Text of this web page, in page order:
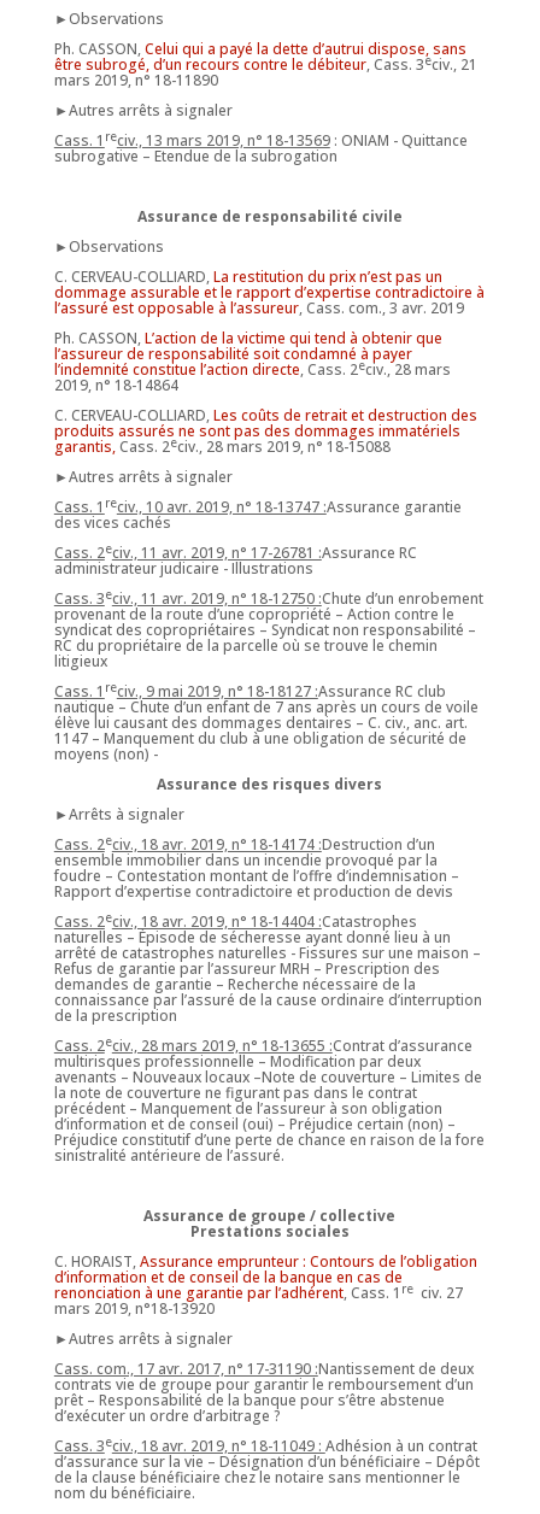
►Observations
Ph. CASSON,Celui qui a payé la dette d’autrui dispose, sans
être subrogé, d’un recours contre le débiteur, Cass. 3eciv., 21
mars 2019, n° 18-11890
►Autres arrêts à signaler
Cass. 1 reciv., 13 mars 2019, n° 18-13569: ONIAM - Quittance
subrogative – Etendue de la subrogation
Assurance de responsabilité civile
►Observations
C. CERVEAU-COLLIARD,La restitution du prix n’est pas un
dommage assurable et le rapport d’expertise contradictoire à
l’assuré est opposable à l’assureur, Cass. com., 3 avr. 2019
Ph. CASSON,L’action de la victime qui tend à obtenir que
l’assureur de responsabilité soit condamné à payer
l’indemnité constitue l’action directe, Cass. 2eciv., 28 mars
2019, n° 18-14864
C. CERVEAU-COLLIARD,Les coûts de retrait et destruction des
produits assurés ne sont pas des dommages immatériels
garantis,Cass. 2eciv., 28 mars 2019, n° 18-15088
►Autres arrêts à signaler
Cass. 1 reciv., 10 avr. 2019, n° 18-13747 :Assurance garantie
des vices cachés
Cass. 2eciv., 11 avr. 2019, n° 17-26781 :Assurance RC
administrateur judicaire - Illustrations
Cass. 3eciv., 11 avr. 2019, n° 18-12750 :Chute d’un enrobement
provenant de la route d’une copropriété – Action contre le
syndicat des copropriétaires – Syndicat non responsabilité –
RC du propriétaire de la parcelle où se trouve le chemin
litigieux
Cass. 1 reciv., 9 mai 2019, n° 18-18127 :Assurance RC club
nautique – Chute d’un enfant de 7 ans après un cours de voile
élève lui causant des dommages dentaires – C. civ., anc. art.
1147 – Manquement du club à une obligation de sécurité de
moyens (non) -
Assurance des risques divers
►Arrêts à signaler
Cass. 2eciv., 18 avr. 2019, n° 18-14174 :Destruction d’un
ensemble immobilier dans un incendie provoqué par la
foudre – Contestation montant de l’offre d’indemnisation –
Rapport d’expertise contradictoire et production de devis
Cass. 2eciv., 18 avr. 2019, n° 18-14404 :Catastrophes
naturelles – Épisode de sécheresse ayant donné lieu à un
arrêté de catastrophes naturelles - Fissures sur une maison –
Refus de garantie par l’assureur MRH – Prescription des
demandes de garantie – Recherche nécessaire de la
connaissance par l’assuré de la cause ordinaire d’interruption
de la prescription
Cass. 2eciv., 28 mars 2019, n° 18-13655 :Contrat d’assurance
multirisques professionnelle – Modification par deux
avenants – Nouveaux locaux –Note de couverture – Limites de
la note de couverture ne figurant pas dans le contrat
précédent – Manquement de l’assureur à son obligation
d’information et de conseil (oui) – Préjudice certain (non) –
Préjudice constitutif d’une perte de chance en raison de la fore
sinistralité antérieure de l’assuré.
Assurance de groupe / collective
Prestations sociales
C. HORAIST,Assurance emprunteur : Contours de l’obligation
d’information et de conseil de la banque en cas de
renonciation à une garantie par l’adhérent, Cass. 1 reciv. 27
mars 2019, n°18-13920
►Autres arrêts à signaler
Cass. com., 17 avr. 2017, n° 17-31190 :Nantissement de deux
contrats vie de groupe pour garantir le remboursement d’un
prêt – Responsabilité de la banque pour s’être abstenue
d’exécuter un ordre d’arbitrage ?
Cass. 3eciv., 18 avr. 2019, n° 18-11049 : Adhésion à un contrat
d’assurance sur la vie – Désignation d’un bénéficiaire – Dépôt
de la clause bénéficiaire chez le notaire sans mentionner le
nom du bénéficiaire.